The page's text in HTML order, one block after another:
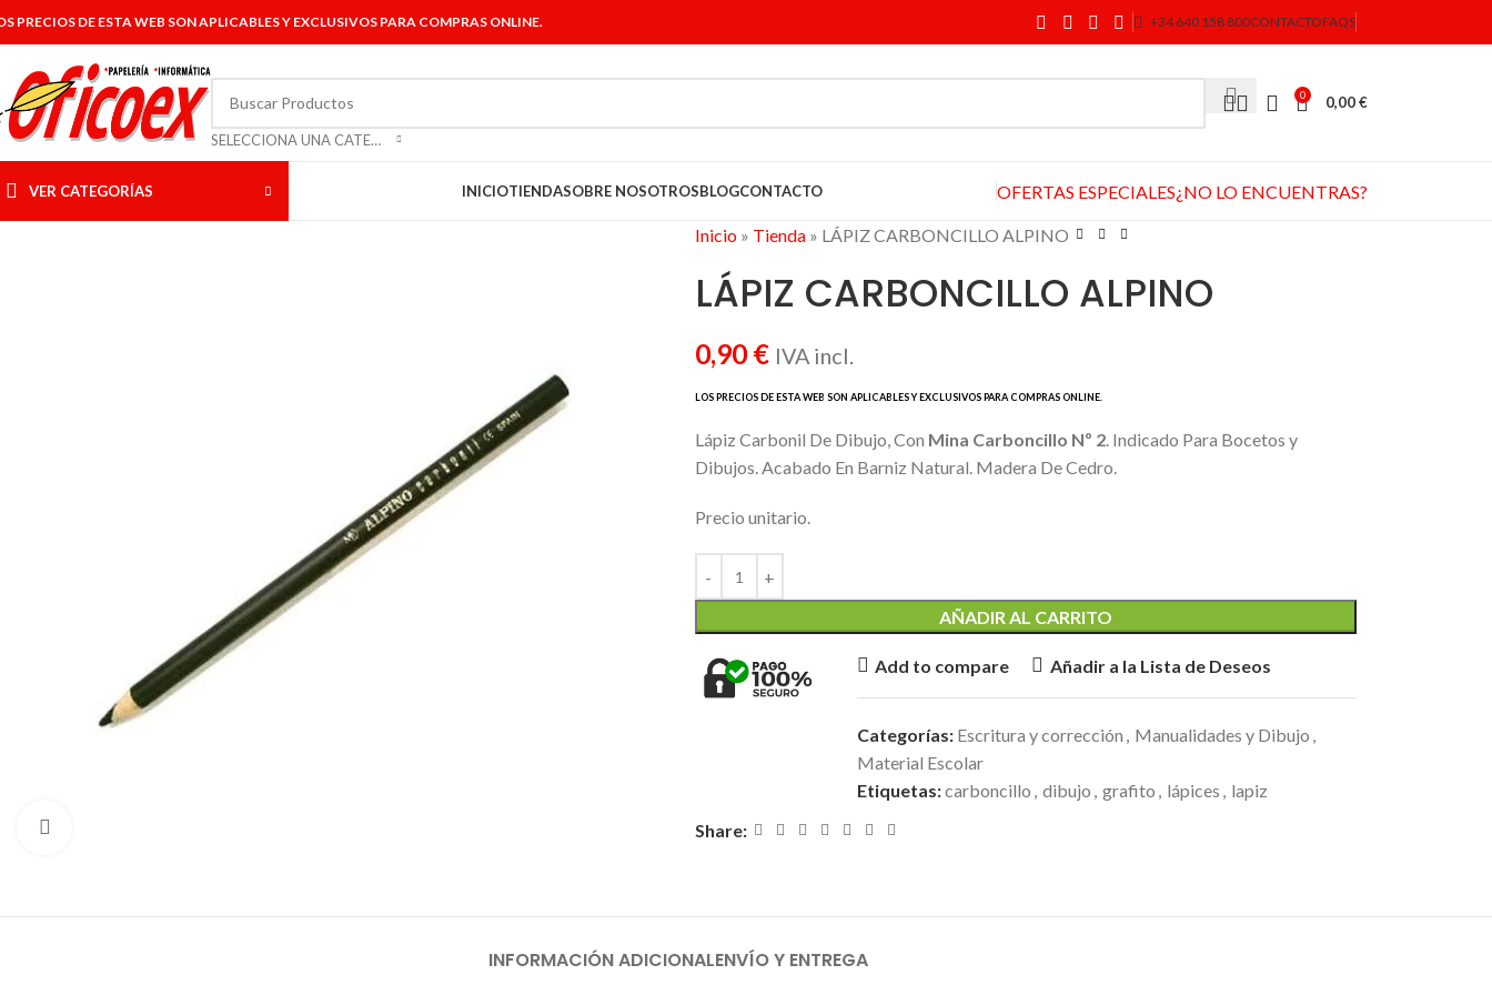
PRECIOS DE ESTA WEB SON APLICABLES Y EXCLUSIVOS PARA COMPRAS ONLINE. +34 640 158 800CONTACTOFAQS
SELECCIONA UNA CATEGORÍA
0 0,00€
VER CATEGORÍAS INICIOTIENDASOBRE NOSOTROSBLOGCONTACTO OFERTAS ESPECIALES¿NO LO ENCUENTRAS?
Inicio» Tienda» LÁPIZ CARBONCILLO ALPINO
LÁPIZ CARBONCILLO ALPINO
0,90€ IVA incl.
Lápiz Carbonil De Dibujo, Con Mina Carboncillo Nº 2. Indicado Para Bocetos y
Dibujos. Acabado En Barniz Natural. Madera De Cedro.
Precio unitario.
AÑADIR AL CARRITO
Add to compare Añadir a la Lista de Deseos
Categorías: Escritura y corrección , Manualidades y Dibujo ,
Material Escolar
Etiquetas:carboncillo , dibujo , grafito , lápices , lapiz
Share:
INFORMACIÓN ADICIONALENVÍO Y ENTREGA